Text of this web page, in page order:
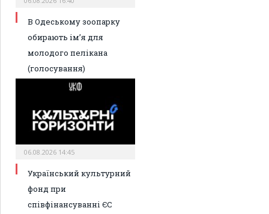
В Одеському зоопарку
обирають ім’я для
молодого пелікана
(голосування)
06.08.2026 14:45
Український культурний
фонд при
співфінансуванні ЄС